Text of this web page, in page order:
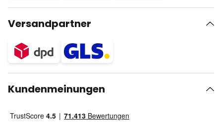
Versandpartner
Kundenmeinungen